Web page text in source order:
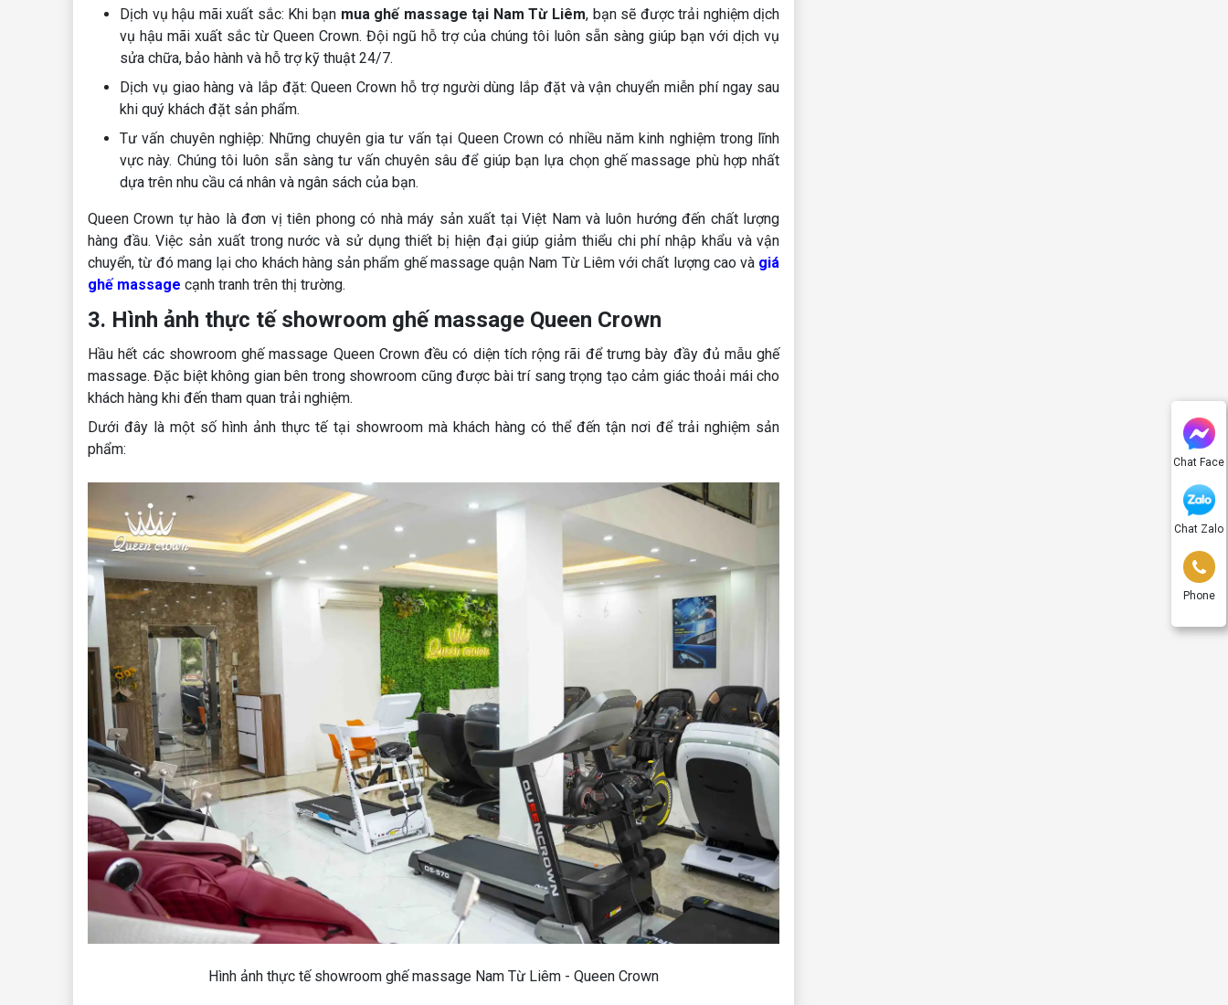
Chat Face
Chat Zalo
Phone
Dịch vụ hậu mãi xuất sắc: Khi bạn mua ghế massage tại Nam Từ Liêm, bạn sẽ được trải nghiệm dịch
vụ hậu mãi xuất sắc từ Queen Crown. Đội ngũ hỗ trợ của chúng tôi luôn sẵn sàng giúp bạn với dịch vụ
sửa chữa, bảo hành và hỗ trợ kỹ thuật 24/7.
Dịch vụ giao hàng và lắp đặt: Queen Crown hỗ trợ người dùng lắp đặt và vận chuyển miễn phí ngay sau
khi quý khách đặt sản phẩm.
Tư vấn chuyên nghiệp: Những chuyên gia tư vấn tại Queen Crown có nhiều năm kinh nghiệm trong lĩnh
vực này. Chúng tôi luôn sẵn sàng tư vấn chuyên sâu để giúp bạn lựa chọn ghế massage phù hợp nhất
dựa trên nhu cầu cá nhân và ngân sách của bạn.
Queen Crown tự hào là đơn vị tiên phong có nhà máy sản xuất tại Việt Nam và luôn hướng đến chất lượng
hàng đầu. Việc sản xuất trong nước và sử dụng thiết bị hiện đại giúp giảm thiểu chi phí nhập khẩu và vận
chuyển, từ đó mang lại cho khách hàng sản phẩm ghế massage quận Nam Từ Liêm với chất lượng cao và giá
ghế massage cạnh tranh trên thị trường.
3. Hình ảnh thực tế showroom ghế massage Queen Crown
Hầu hết các showroom ghế massage Queen Crown đều có diện tích rộng rãi để trưng bày đầy đủ mẫu ghế
massage. Đặc biệt không gian bên trong showroom cũng được bài trí sang trọng tạo cảm giác thoải mái cho
khách hàng khi đến tham quan trải nghiệm.
Dưới đây là một số hình ảnh thực tế tại showroom mà khách hàng có thể đến tận nơi để trải nghiệm sản
phẩm:
Hình ảnh thực tế showroom ghế massage Nam Từ Liêm - Queen Crown